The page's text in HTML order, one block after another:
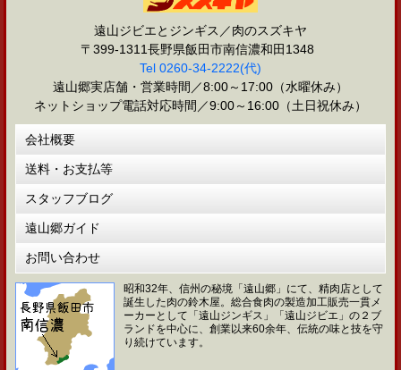
遠山ジビエとジンギス／肉のスズキヤ
〒399-1311長野県飯田市南信濃和田1348
Tel 0260-34-2222(代)
遠山郷実店舗・営業時間／8:00～17:00（水曜休み）
ネットショップ電話対応時間／9:00～16:00（土日祝休み）
会社概要
送料・お支払等
スタッフブログ
遠山郷ガイド
お問い合わせ
昭和32年、信州の秘境「遠山郷」にて、精肉店として
誕生した肉の鈴木屋。総合食肉の製造加工販売一貫メ
ーカーとして「遠山ジンギス」「遠山ジビエ」の２ブ
ランドを中心に、創業以来60余年、伝統の味と技を守
り続けています。